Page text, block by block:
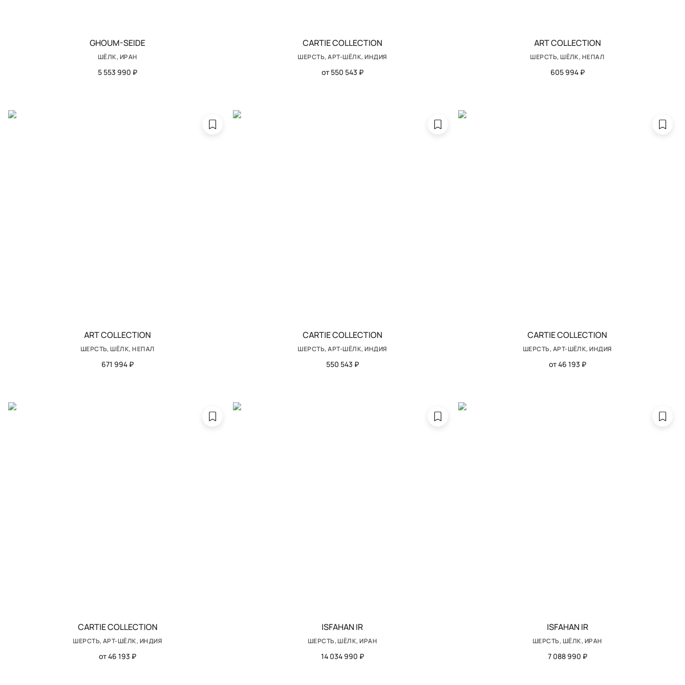
GHOUM-SEIDE
ШЁЛК, ИРАН
5 553 990 ₽
CARTIE COLLECTION
ШЕРСТЬ, АРТ-ШЁЛК, ИНДИЯ
от 550 543 ₽
ART COLLECTION
ШЕРСТЬ, ШЁЛК, НЕПАЛ
605 994 ₽
ART COLLECTION
ШЕРСТЬ, ШЁЛК, НЕПАЛ
671 994 ₽
CARTIE COLLECTION
ШЕРСТЬ, АРТ-ШЁЛК, ИНДИЯ
550 543 ₽
CARTIE COLLECTION
ШЕРСТЬ, АРТ-ШЁЛК, ИНДИЯ
от 46 193 ₽
CARTIE COLLECTION
ШЕРСТЬ, АРТ-ШЁЛК, ИНДИЯ
от 46 193 ₽
ISFAHAN IR
ШЕРСТЬ, ШЁЛК, ИРАН
14 034 990 ₽
ISFAHAN IR
ШЕРСТЬ, ШЁЛК, ИРАН
7 088 990 ₽